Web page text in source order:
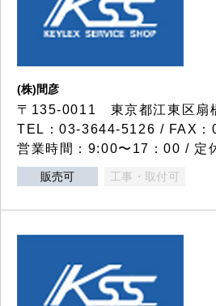
(株)間彦
〒135-0011 東京都江東区扇
TEL：03-3644-5126 / FAX
営業時間：9:00〜17：00 / 定
販売可 工事・取付可